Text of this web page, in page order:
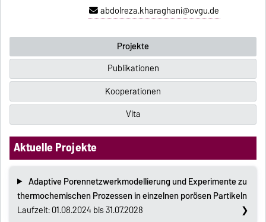
abdolreza.kharaghani@ovgu.de
Projekte
Publikationen
Kooperationen
Vita
Aktuelle Projekte
Adaptive Porennetzwerkmodellierung und Experimente zu
thermochemischen Prozessen in einzelnen porösen Partikeln
Laufzeit: 01.08.2024 bis 31.07.2028